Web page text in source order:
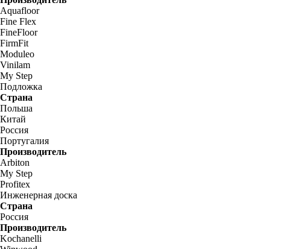
Aquafloor
Fine Flex
FineFloor
FirmFit
Moduleo
Vinilam
My Step
Подложка
Страна
Польша
Китай
Россия
Португалия
Производитель
Arbiton
My Step
Profitex
Инженерная доска
Страна
Россия
Производитель
Kochanelli